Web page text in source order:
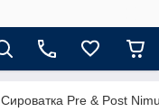
Сироватка Pre & Post